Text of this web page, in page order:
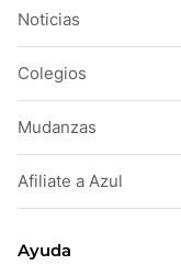
Noticias
Colegios
Mudanzas
Afiliate a Azul
Ayuda